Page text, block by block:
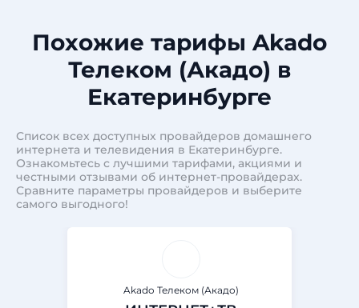
Похожие тарифы Akado
Телеком (Акадо) в
Екатеринбурге
Список всех доступных провайдеров домашнего
интернета и телевидения в Екатеринбурге.
Ознакомьтесь с лучшими тарифами, акциями и
честными отзывами об интернет-провайдерах.
Сравните параметры провайдеров и выберите
самого выгодного!
Akado Телеком (Акадо)